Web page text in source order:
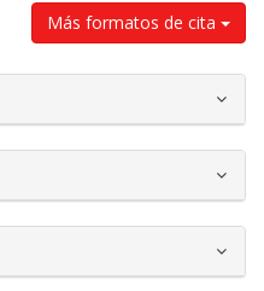
Más formatos de cita